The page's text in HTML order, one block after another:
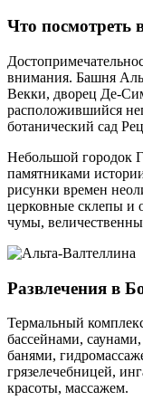
Что посмотреть
внимания. Башня
Векки, дворец Де-
расположившийся
ботанический сад
Небольшой городок
памятниками
рисунки времен
церковные склепы и
чумы,
Развлечения в
Термальный
бассейнами,
банями,
грязелечебницей,
красоты, массажем.